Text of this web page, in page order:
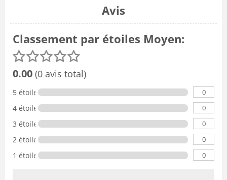
Avis
Classement par étoiles Moyen:
0.00 (0 avis total)
5 étoiles 0
4 étoiles 0
3 étoiles 0
2 étoiles 0
1 étoile 0